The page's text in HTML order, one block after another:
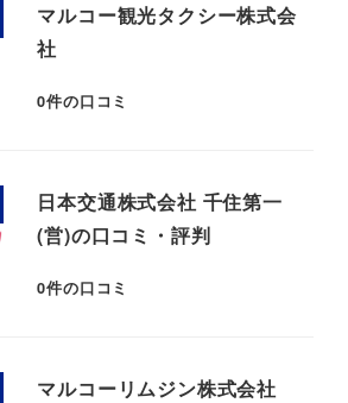
マルコー観光タクシー株式会
社
0件の口コミ
日本交通株式会社 千住第一
(営)の口コミ・評判
0件の口コミ
マルコーリムジン株式会社